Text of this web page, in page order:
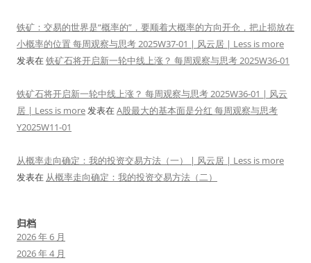
铁矿：交易的世界是“概率的”，要顺着大概率的方向开仓，把止损放在
小概率的位置 每周观察与思考 2025W37-01 | 风云居 | Less is more
发表在铁矿石将开启新一轮中线上涨？ 每周观察与思考 2025W36-01
铁矿石将开启新一轮中线上涨？ 每周观察与思考 2025W36-01 | 风云
居 | Less is more发表在A股最大的基本面是分红 每周观察与思考
Y2025W11-01
从概率走向确定：我的投资交易方法（一） | 风云居 | Less is more
发表在 从概率走向确定：我的投资交易方法（二）
归档
2026 年 6 月
2026 年 4 月